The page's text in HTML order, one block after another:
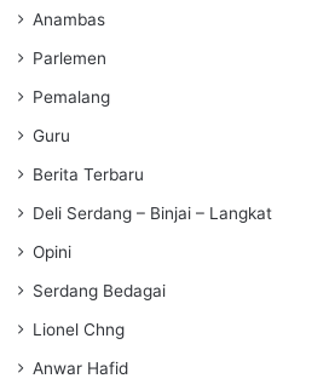
Anambas
Parlemen
Pemalang
Guru
Berita Terbaru
Deli Serdang – Binjai – Langkat
Opini
Serdang Bedagai
Lionel Chng
Anwar Hafid